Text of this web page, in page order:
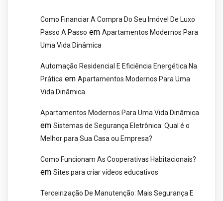
Como Financiar A Compra Do Seu Imóvel De Luxo
Passo A Passo em Apartamentos Modernos Para
Uma Vida Dinâmica
Automação Residencial E Eficiência Energética Na
Prática em Apartamentos Modernos Para Uma
Vida Dinâmica
Apartamentos Modernos Para Uma Vida Dinâmica
em Sistemas de Segurança Eletrônica: Qual é o
Melhor para Sua Casa ou Empresa?
Como Funcionam As Cooperativas Habitacionais?
em Sites para criar vídeos educativos
Terceirização De Manutenção: Mais Segurança E